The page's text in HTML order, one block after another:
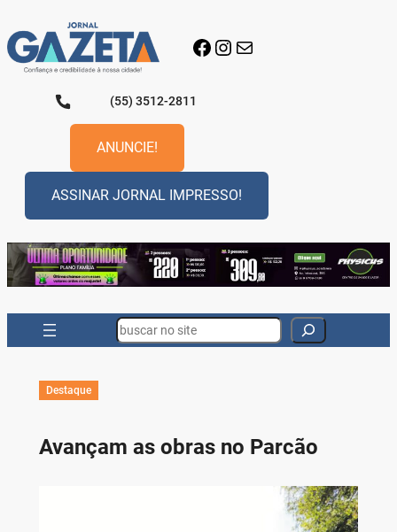
para
o
conteúdo
Facebook
Instagram
E-mail
(55) 3512-2811
ANUNCIE!
ASSINAR JORNAL IMPRESSO!
Search
Destaque
Avançam as obras no Parcão